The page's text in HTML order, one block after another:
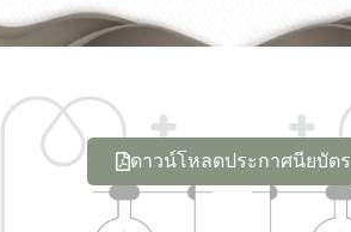
ดาวน์โหลดประกาศนียบัตร